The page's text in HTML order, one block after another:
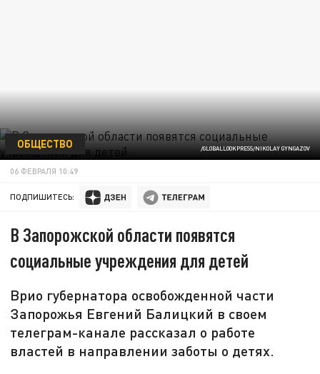
/GLOBALLOOKPRESS/NIKOLAY GYNGAZOV
ОБЩЕСТВО
06 ФЕВРАЛЯ 10:49
ПОДПИШИТЕСЬ:
В Запорожской области появятся
социальные учреждения для детей
Врио губернатора освобожденной части
Запорожья Евгений Балицкий в своем
телеграм-канале рассказал о работе
властей в направлении заботы о детях.